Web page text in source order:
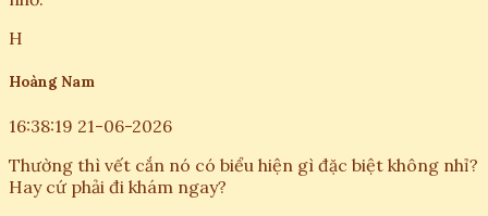
H
Hoàng Nam
16:38:19 21-06-2026
Thường thì vết cắn nó có biểu hiện gì đặc biệt không nhỉ?
Hay cứ phải đi khám ngay?